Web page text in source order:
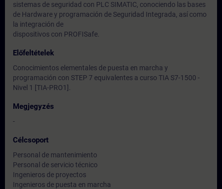
sistemas de seguridad con PLC SIMATIC, conociendo las bases
de Hardware y programación de Seguridad Integrada, así como
la integración de
dispositivos con PROFISafe.
Előfeltételek
Conocimientos elementales de puesta en marcha y
programación con STEP 7 equivalentes a curso TIA S7-1500 -
Nivel 1 [TIA-PRO1].
Megjegyzés
-
Célcsoport
Personal de mantenimiento
Personal de servicio técnico
Ingenieros de proyectos
Ingenieros de puesta en marcha